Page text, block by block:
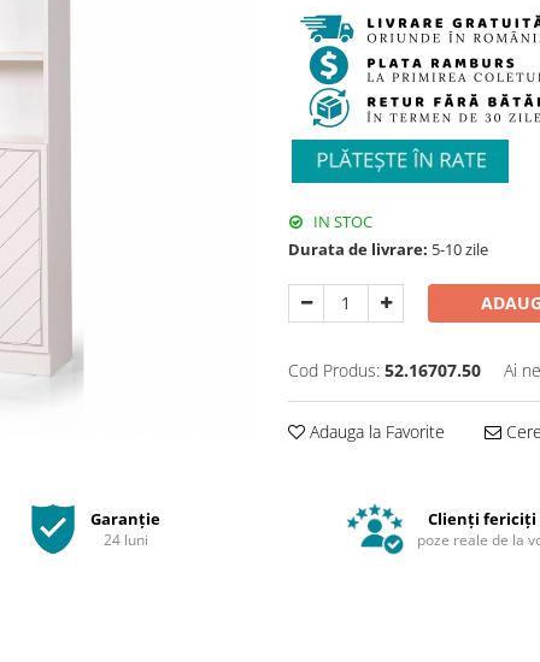
IN STOC
Durata de livrare: 5-10 zile
Cod Produs: 52.16707.50 Ai
Adauga la Favorite
Garanție
24 luni
Clienți fericiți
poze reale de la